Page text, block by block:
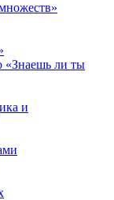
«Знаешь ли ты
и